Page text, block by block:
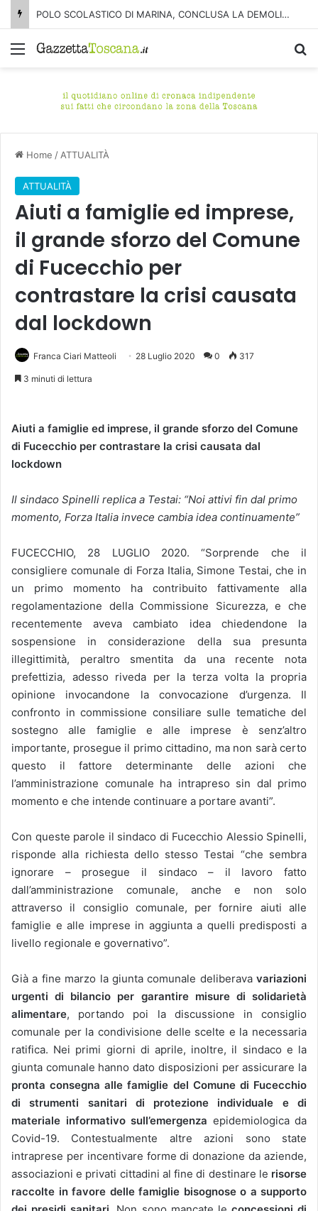
POLO SCOLASTICO DI MARINA, CONCLUSA LA DEMOLIZIONE DELL’ALA NORD-SUD
Menu
Home / ATTUALITÀ
ATTUALITÀ
Aiuti a famiglie ed imprese,
il grande sforzo del Comune
di Fucecchio per
contrastare la crisi causata
dal lockdown
Franca Ciari Matteoli 28 Luglio 2020 0 317
3 minuti di lettura
Aiuti a famiglie ed imprese, il grande sforzo del Comune
di Fucecchio per contrastare la crisi causata dal
lockdown
Il sindaco Spinelli replica a Testai: “Noi attivi fin dal primo
momento, Forza Italia invece cambia idea continuamente”
FUCECCHIO, 28 LUGLIO 2020. “Sorprende che il
consigliere comunale di Forza Italia, Simone Testai, che in
un primo momento ha contribuito fattivamente alla
regolamentazione della Commissione Sicurezza, e che
recentemente aveva cambiato idea chiedendone la
sospensione in considerazione della sua presunta
illegittimità, peraltro smentita da una recente nota
prefettizia, adesso riveda per la terza volta la propria
opinione invocandone la convocazione d’urgenza. Il
confronto in commissione consiliare sulle tematiche del
sostegno alle famiglie e alle imprese è senz’altro
importante, prosegue il primo cittadino, ma non sarà certo
questo il fattore determinante delle azioni che
l’amministrazione comunale ha intrapreso sin dal primo
momento e che intende continuare a portare avanti”.
Con queste parole il sindaco di Fucecchio Alessio Spinelli,
risponde alla richiesta dello stesso Testai “che sembra
ignorare – prosegue il sindaco – il lavoro fatto
dall’amministrazione comunale, anche e non solo
attraverso il consiglio comunale, per fornire aiuti alle
famiglie e alle imprese in aggiunta a quelli predisposti a
livello regionale e governativo”.
Già a fine marzo la giunta comunale deliberava variazioni
urgenti di bilancio per garantire misure di solidarietà
alimentare, portando poi la discussione in consiglio
comunale per la condivisione delle scelte e la necessaria
ratifica. Nei primi giorni di aprile, inoltre, il sindaco e la
giunta comunale hanno dato disposizioni per assicurare la
pronta consegna alle famiglie del Comune di Fucecchio
di strumenti sanitari di protezione individuale e di
materiale informativo sull’emergenza epidemiologica da
Covid-19. Contestualmente altre azioni sono state
intraprese per incentivare forme di donazione da aziende,
associazioni e privati cittadini al fine di destinare le risorse
raccolte in favore delle famiglie bisognose o a supporto